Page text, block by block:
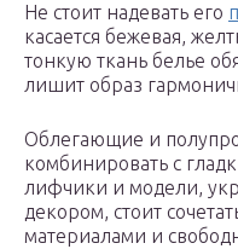
Не стоит надевать его
касается бежевая,
тонкую ткань белье
лишит образ
Облегающие и
комбинировать с
лифчики и модели,
декором, стоит
материалами и